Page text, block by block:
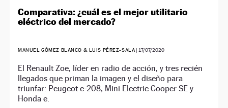
Comparativa: ¿cuál es el mejor utilitario
eléctrico del mercado?
MANUEL GÓMEZ BLANCO & LUIS PÉREZ-SALA | 17/07/2020
El Renault Zoe, líder en radio de acción, y tres recién
llegados que priman la imagen y el diseño para
triunfar: Peugeot e-208, Mini Electric Cooper SE y
Honda e.